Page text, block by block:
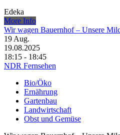
Edeka
More Info
Wir wagen Bauernhof – Unsere
19 Aug.
19.08.2025
18:15 - 18:45
NDR Fernsehen
Bio/Öko
Ernährung
Gartenbau
Landwirtschaft
Obst und Gemüse